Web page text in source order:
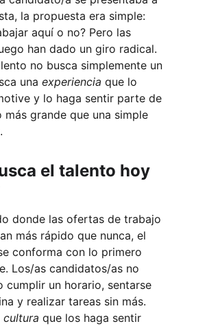
la propuesta era simple:
aquí o no? Pero las
han dado un giro radical.
no busca simplemente un
una experiencia que lo
y lo haga sentir parte de
más grande que una simple
el talento hoy
donde las ofertas de trabajo
más rápido que nunca, el
conforma con lo primero
Los/as candidatos/as no
cumplir un horario, sentarse
y realizar tareas sin más.
cultura que los haga sentir